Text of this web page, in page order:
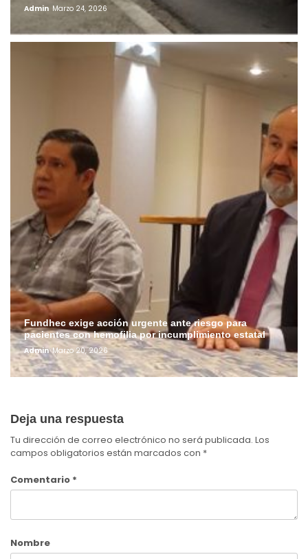
Admin Marzo 24, 2026
Fundhec exige acción urgente ante riesgo para
pacientes con hemofilia por incumplimiento estatal
Admin Marzo 20, 2026
Deja una respuesta
Tu dirección de correo electrónico no será publicada. Los
campos obligatorios están marcados con *
Comentario *
Nombre